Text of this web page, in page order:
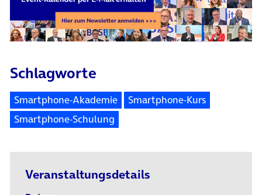
Schlagworte
Smartphone-Akademie
Smartphone-Kurs
Smartphone-Schulung
Veranstaltungsdetails